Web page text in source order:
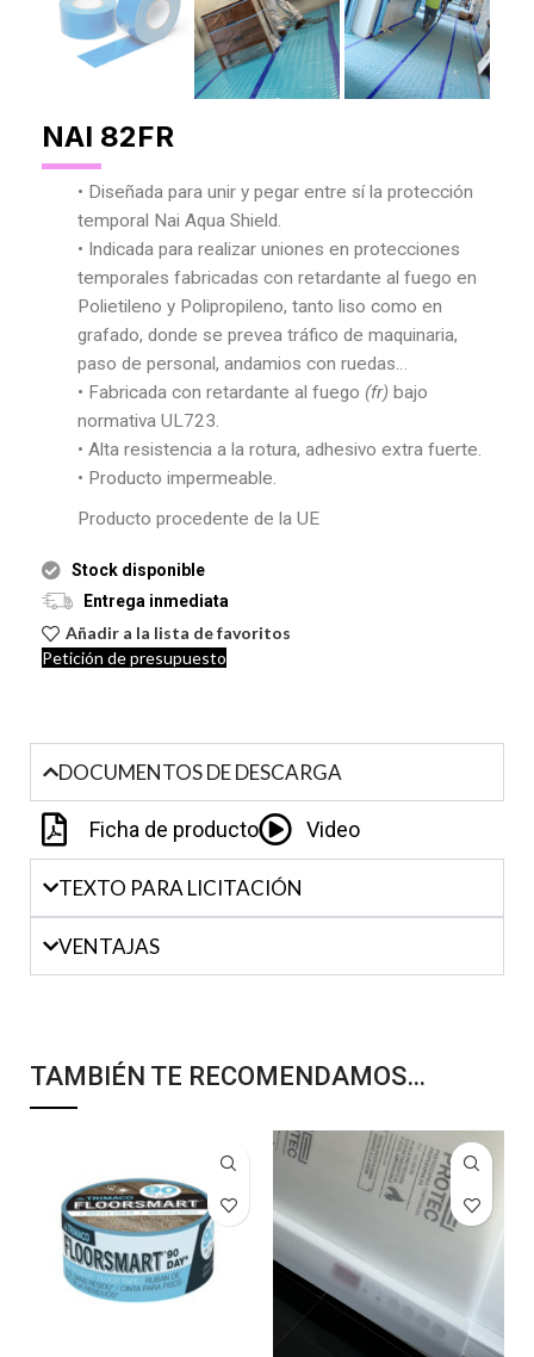
NAI 82FR
• Diseñada para unir y pegar entre sí la protección
temporal Nai Aqua Shield.
• Indicada para realizar uniones en protecciones
temporales fabricadas con retardante al fuego en
Polietileno y Polipropileno, tanto liso como en
grafado, donde se prevea tráfico de maquinaria,
paso de personal, andamios con ruedas…
• Fabricada con retardante al fuego (fr) bajo
normativa UL723.
• Alta resistencia a la rotura, adhesivo extra fuerte.
• Producto impermeable.
Producto procedente de la UE
Stock disponible
Entrega inmediata
Añadir a la lista de favoritos
Petición de presupuesto
DOCUMENTOS DE DESCARGA
Ficha de producto Video
TEXTO PARA LICITACIÓN
VENTAJAS
TAMBIÉN TE RECOMENDAMOS…